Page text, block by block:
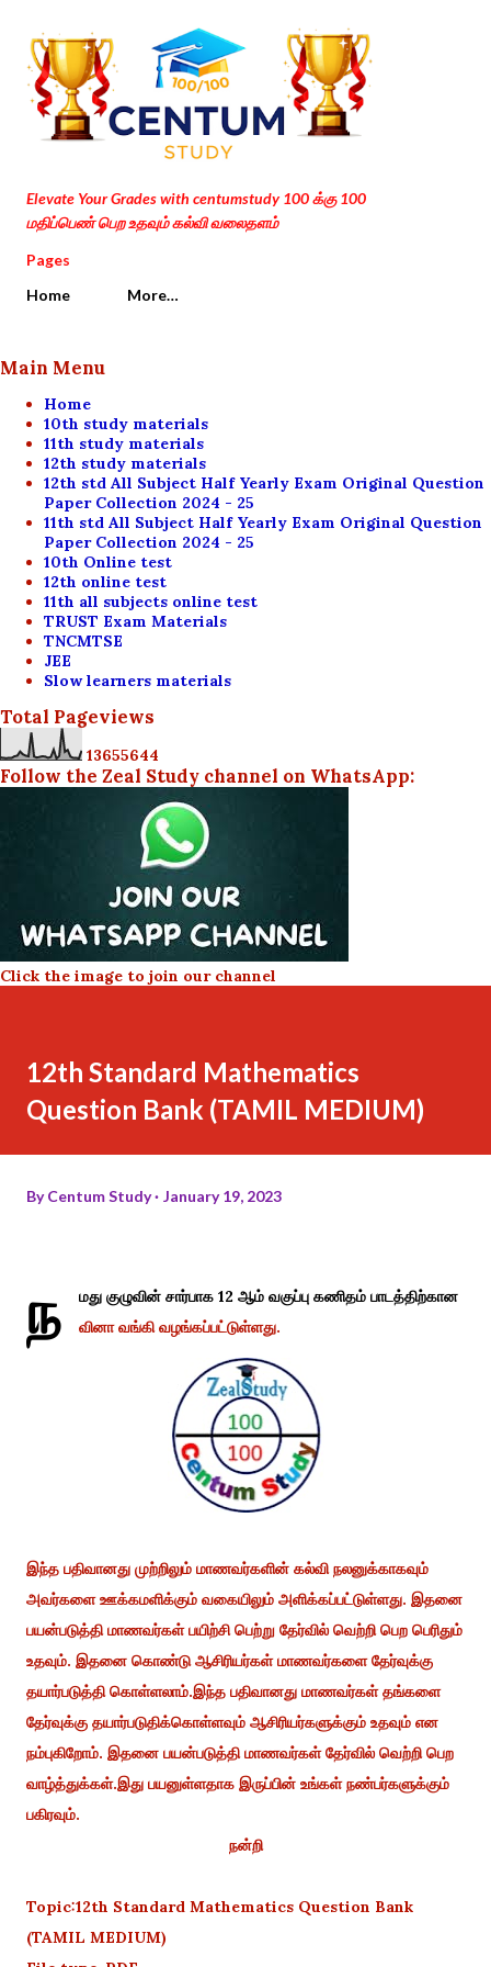
Skip to main content
Elevate Your Grades with centumstudy 100 க்கு 100
மதிப்பெண் பெற உதவும் கல்வி வலைதளம்
Pages
Home
More…
Main Menu
Home
10th study materials
11th study materials
12th study materials
12th std All Subject Half Yearly Exam Original Question
Paper Collection 2024 - 25
11th std All Subject Half Yearly Exam Original Question
Paper Collection 2024 - 25
10th Online test
12th online test
11th all subjects online test
TRUST Exam Materials
TNCMTSE
JEE
Slow learners materials
Total Pageviews
13655644
Follow the Zeal Study channel on WhatsApp:
Click the image to join our channel
12th Standard Mathematics
Question Bank (TAMIL MEDIUM)
ByCentum Study January 19, 2023
ந
மது குழுவின் சார்பாக 12 ஆம் வகுப்பு கணிதம் பாடத்திற்கான
வினா வங்கி வழங்கப்பட்டுள்ளது.
இந்த பதிவானது முற்றிலும் மாணவர்களின் கல்வி நலனுக்காகவும்
அவர்களை ஊக்கமளிக்கும் வகையிலும் அளிக்கப்பட்டுள்ளது. இதனை
பயன்படுத்தி மாணவர்கள் பயிற்சி பெற்று தேர்வில் வெற்றி பெற பெரிதும்
உதவும். இதனை கொண்டு ஆசிரியர்கள் மாணவர்களை தேர்வுக்கு
தயார்படுத்தி கொள்ளலாம்.இந்த பதிவானது மாணவர்கள் தங்களை
தேர்வுக்கு தயார்படுதிக்கொள்ளவும் ஆசிரியர்களுக்கும் உதவும் என
நம்புகிறோம். இதனை பயன்படுத்தி மாணவர்கள் தேர்வில் வெற்றி பெற
வாழ்த்துக்கள்.இது பயனுள்ளதாக இருப்பின் உங்கள் நண்பர்களுக்கும்
பகிரவும்.
நன்றி
Topic:12th Standard Mathematics Question Bank
(TAMIL MEDIUM)